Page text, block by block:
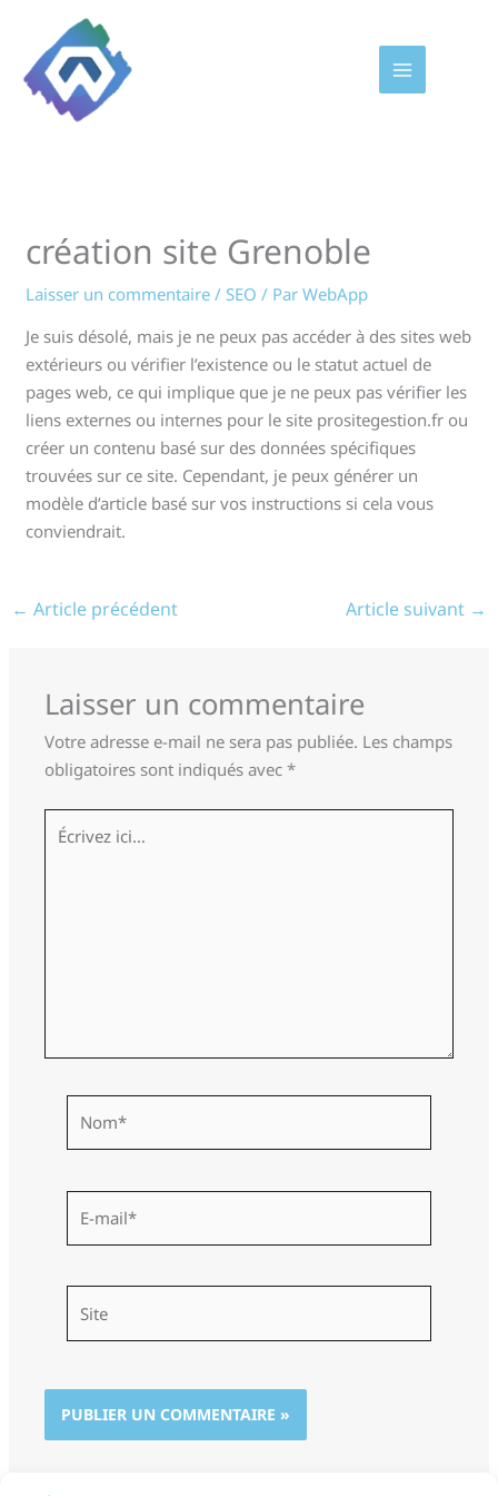
contenu
création site Grenoble
Laisser un commentaire / SEO / ParWebApp
Je suis désolé, mais je ne peux pas accéder à des sites web
extérieurs ou vérifier l’existence ou le statut actuel de
pages web, ce qui implique que je ne peux pas vérifier les
liens externes ou internes pour le site prositegestion.fr ou
créer un contenu basé sur des données spécifiques
trouvées sur ce site. Cependant, je peux générer un
modèle d’article basé sur vos instructions si cela vous
conviendrait.
← Article précédent Article suivant →
Laisser un commentaire
Votre adresse e-mail ne sera pas publiée. Les champs
obligatoires sont indiqués avec*
Écrivez
ici…
mail*